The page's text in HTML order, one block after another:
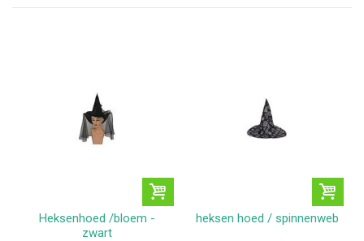
Heksenhoed /bloem -
zwart
heksen hoed / spinnenweb